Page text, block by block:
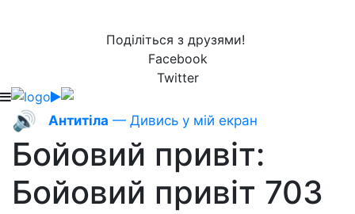
Поділіться з друзями!
Facebook
Twitter
🔊 Антитіла — Дивись у мій екран
Бойовий привіт:
Бойовий привіт 703